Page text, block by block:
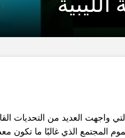
واجهت العديد من التحديات
المجتمع الذي غالبًا ما تكون